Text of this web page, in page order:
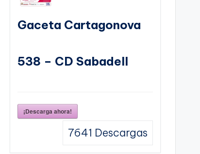
Gaceta Cartagonova
538 – CD Sabadell
¡Descarga ahora!
7641 Descargas